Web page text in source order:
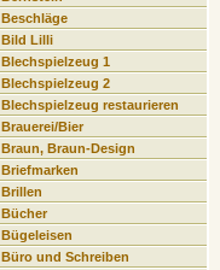
Beschläge
Bild Lilli
Blechspielzeug 1
Blechspielzeug 2
Blechspielzeug restaurieren
Brauerei/Bier
Braun, Braun-Design
Briefmarken
Brillen
Bücher
Bügeleisen
Büro und Schreiben